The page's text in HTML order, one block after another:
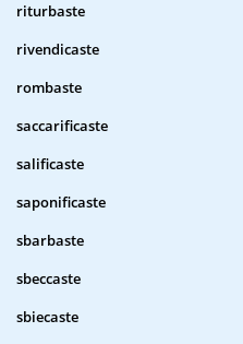
riturbaste
rivendicaste
rombaste
saccarificaste
salificaste
saponificaste
sbarbaste
sbeccaste
sbiecaste